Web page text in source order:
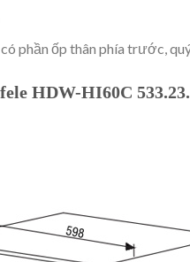
phần ốp thân phía trước,
HDW-HI60C